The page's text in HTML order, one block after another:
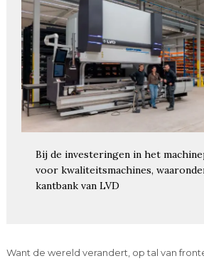
Bij de investeringen in het
voor kwaliteitsmachines,
kantbank van LVD
Want de wereld verandert, op tal van